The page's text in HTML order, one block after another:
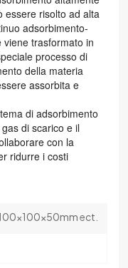
essere risolto ad alta
adsorbimento-
trasformato in
processo di
della materia
assorbita e
di adsorbimento
di scarico e il
con la
ridurre i costi
ect.